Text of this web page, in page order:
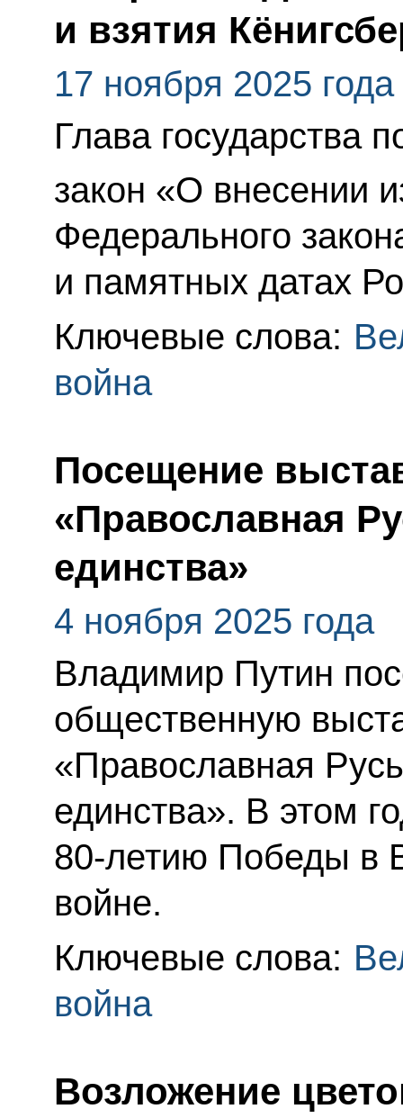
и взятия
17 ноября 2025 года
Глава государства
закон «О внесении
Федерального
и памятных датах
Ключевые слова:
война
Посещение
«Православная
единства»
4 ноября 2025 года
Владимир Путин
общественную
«Православная
единства». В этом
80-летию Победы в
войне.
Ключевые слова:
война
Возложение